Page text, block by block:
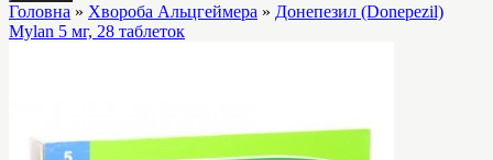
Головна » Хвороба Альцгеймера » Донепезил (Donepezil)
Mylan 5 мг, 28 таблеток